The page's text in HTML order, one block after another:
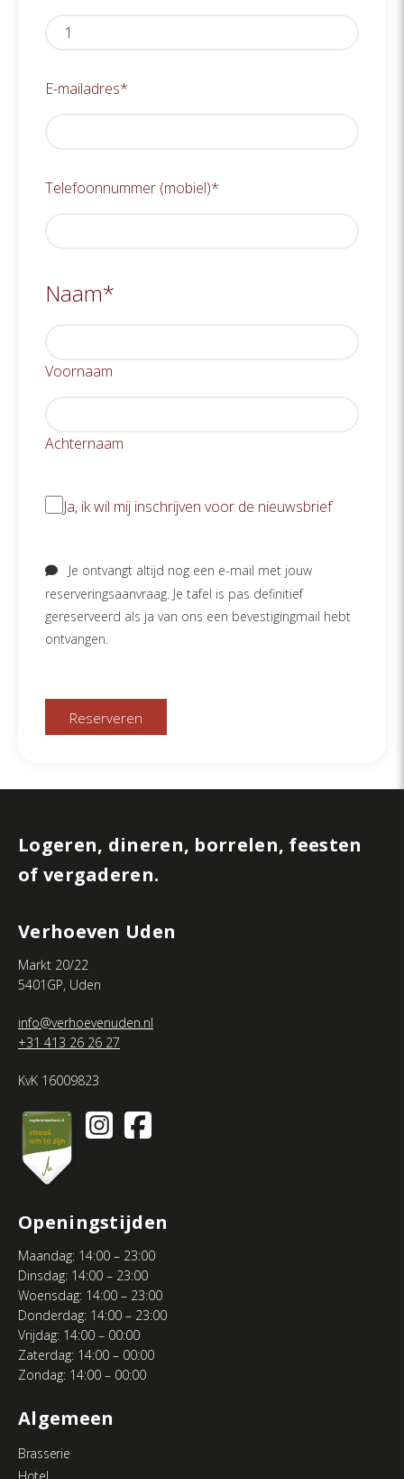
E-mailadres*
Telefoonnummer (mobiel)*
Naam*
Voornaam
Achternaam
Ja,
wil
mij
inschrijven
Ja, ik wil mij inschrijven voor de nieuwsbrief
Je ontvangt altijd nog een e-mail met jouw
reserveringsaanvraag. Je tafel is pas definitief
gereserveerd als ja van ons een bevestigingmail hebt
ontvangen.
Logeren, dineren, borrelen, feesten
of vergaderen.
Verhoeven Uden
Markt 20/22
5401GP, Uden
info@verhoevenuden.nl
+31 413 26 26 27
KvK 16009823
Openingstijden
Maandag: 14:00 – 23:00
Dinsdag: 14:00 – 23:00
Woensdag: 14:00 – 23:00
Donderdag: 14:00 – 23:00
Vrijdag: 14:00 – 00:00
Zaterdag: 14:00 – 00:00
Zondag: 14:00 – 00:00
Algemeen
Brasserie